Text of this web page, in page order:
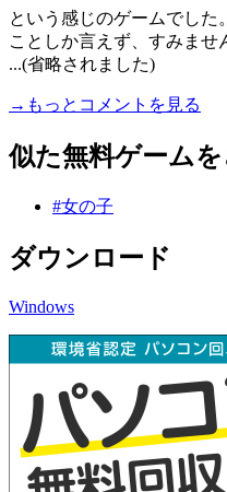
という感じのゲームでした
ことしか言えず、すみませ
...(省略されました)
→もっとコメントを見る
似た無料ゲームを
#女の子
ダウンロード
Windows